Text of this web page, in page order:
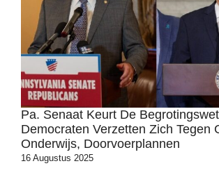
Pa. Senaat Keurt De
Democraten Verzetten Zich Tegen
Onderwijs, Doorvoerplannen
16 Augustus 2025